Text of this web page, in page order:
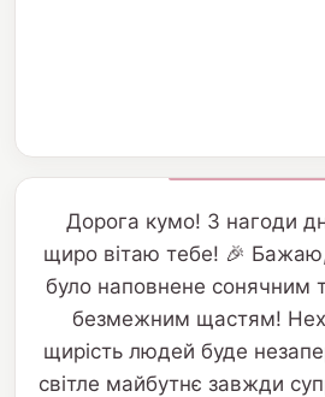
Дорога кумо! З нагоди
щиро вітаю тебе! 🎉
було наповнене сонячним
безмежним щастям!
щирість людей буде
світле майбутнє завжди